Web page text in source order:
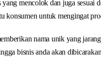
mencolok dan juga sesuai
konsumen untuk mengingat
nama unik yang
bisnis anda akan